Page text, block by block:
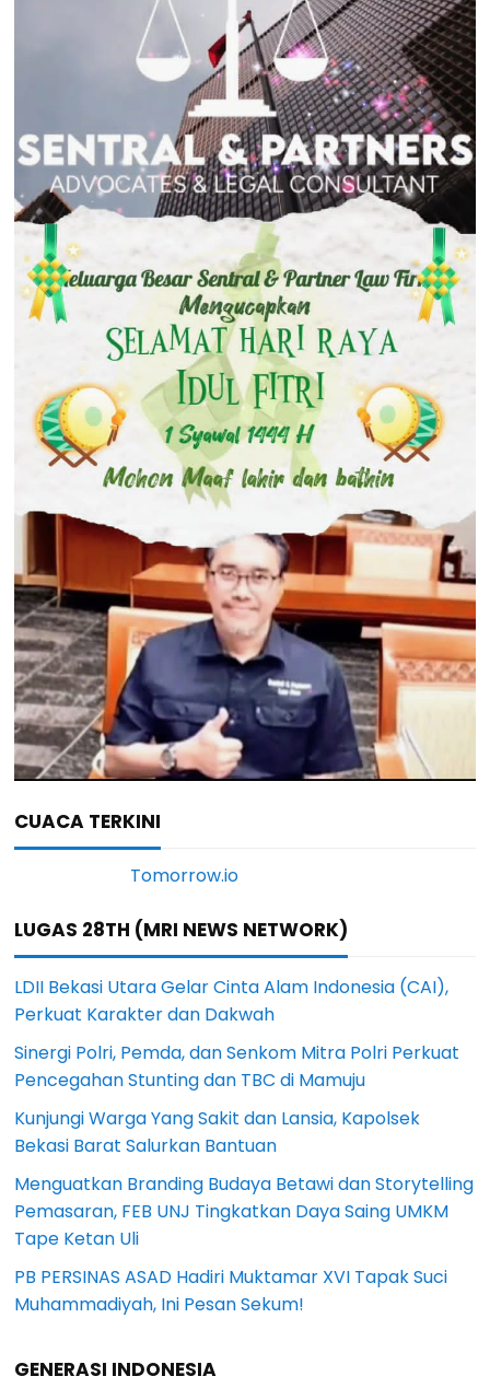
CUACA TERKINI
LUGAS 28TH (MRI NEWS NETWORK)
LDII Bekasi Utara Gelar Cinta Alam Indonesia (CAI),
Perkuat Karakter dan Dakwah
Sinergi Polri, Pemda, dan Senkom Mitra Polri Perkuat
Pencegahan Stunting dan TBC di Mamuju
Kunjungi Warga Yang Sakit dan Lansia, Kapolsek
Bekasi Barat Salurkan Bantuan
Menguatkan Branding Budaya Betawi dan Storytelling
Pemasaran, FEB UNJ Tingkatkan Daya Saing UMKM
Tape Ketan Uli
PB PERSINAS ASAD Hadiri Muktamar XVI Tapak Suci
Muhammadiyah, Ini Pesan Sekum!
GENERASI INDONESIA